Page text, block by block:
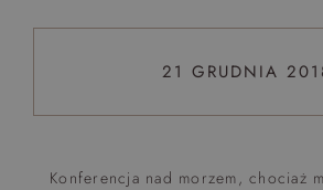
21 GRUDNIA
Konferencja nad morzem, chociaż